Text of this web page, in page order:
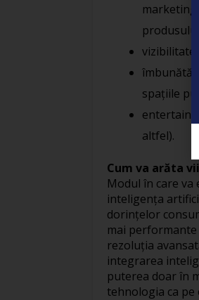
produsului);
spaţiile
altfel).
Cum va arăta
Modul în care
inteligenţa
dorinţelor
mai
rezoluţia
integrarea
puterea doar în
tehnologia ca